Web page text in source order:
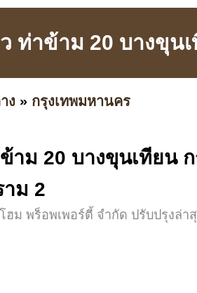
ท่าข้าม 20 บางขุน
ง » กรุงเทพมหานคร
าม 20 บางขุนเทียน ก
าม 2
ม พร็อพเพอร์ตี้ จำกัด ปรับปรุงล่า